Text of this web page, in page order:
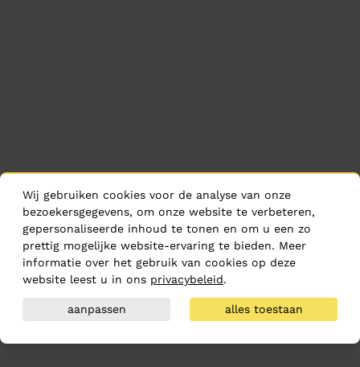
Wij gebruiken cookies voor de analyse van onze
bezoekersgegevens, om onze website te verbeteren,
gepersonaliseerde inhoud te tonen en om u een zo
prettig mogelijke website-ervaring te bieden. Meer
informatie over het gebruik van cookies op deze
website leest u in ons privacybeleid.
aanpassen alles toestaan